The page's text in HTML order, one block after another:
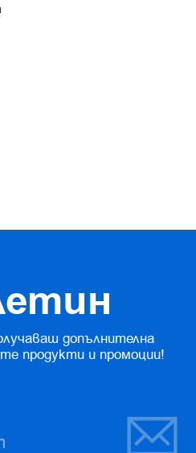
допълнителна
продукти и промоции!